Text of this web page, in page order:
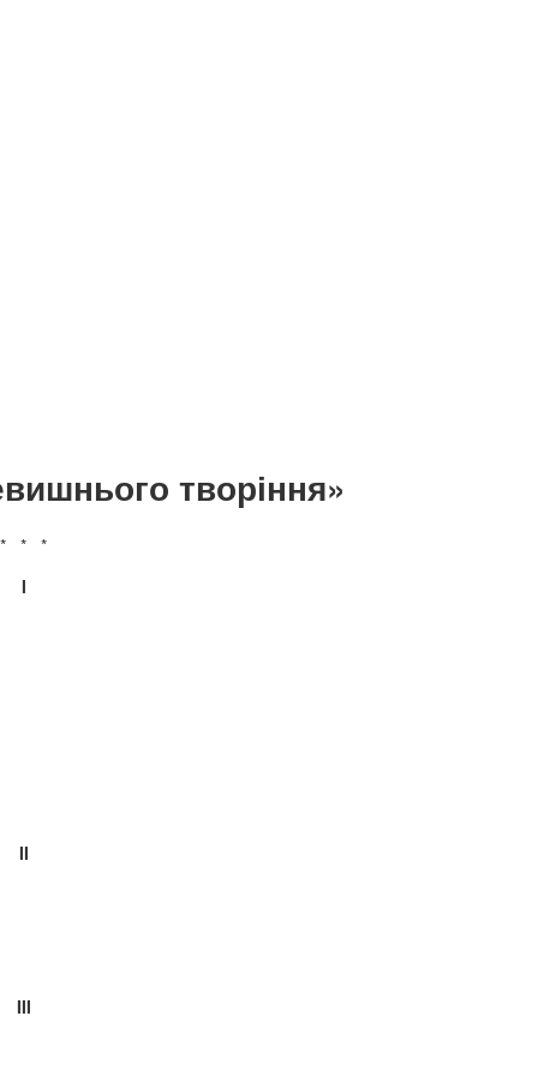
творіння»
* * *
I
II
III